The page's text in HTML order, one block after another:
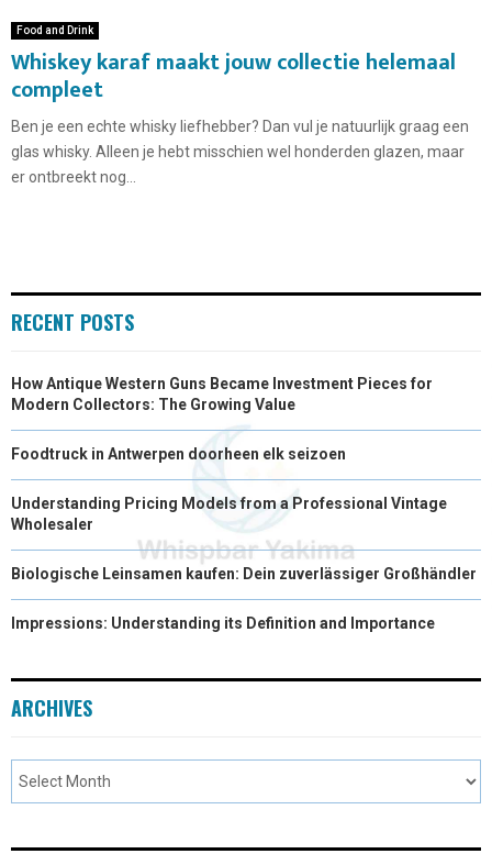
Food and Drink
Whiskey karaf maakt jouw collectie helemaal
compleet
Ben je een echte whisky liefhebber? Dan vul je natuurlijk graag een
glas whisky. Alleen je hebt misschien wel honderden glazen, maar
er ontbreekt nog...
RECENT POSTS
How Antique Western Guns Became Investment Pieces for
Modern Collectors: The Growing Value
Foodtruck in Antwerpen doorheen elk seizoen
Understanding Pricing Models from a Professional Vintage
Wholesaler
Biologische Leinsamen kaufen: Dein zuverlässiger Großhändler
Impressions: Understanding its Definition and Importance
ARCHIVES